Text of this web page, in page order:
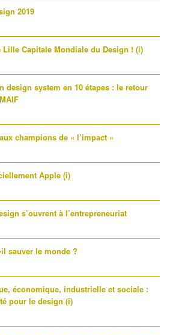
2019
Capitale Mondiale du Design ! (i)
design system en 10 étapes : le retour
champions de « l’impact »
Apple (i)
s’ouvrent à l’entrepreneuriat
sauver le monde ?
économique, industrielle et sociale :
pour le design (i)